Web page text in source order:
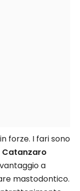
forze. I fari sono
Catanzaro
a
mastodontico.